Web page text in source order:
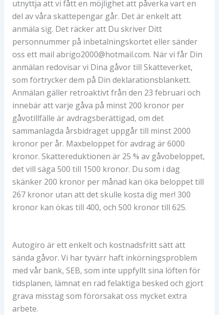
utnyttja att vi fått en möjlighet att påverka vart en
del av våra skattepengar går. Det är enkelt att
anmäla sig. Det räcker att Du skriver Ditt
personnummer på inbetalningskortet eller sänder
oss ett mail abrigo2000@hotmail.com. När vi får Din
anmälan redovisar vi Dina gåvor till Skatteverket,
som förtrycker dem på Din deklarationsblankett.
Anmälan gäller retroaktivt från den 23 februari och
innebär att varje gåva på minst 200 kronor per
gåvotillfälle är avdragsberättigad, om det
sammanlagda årsbidraget uppgår till minst 2000
kronor per år. Maxbeloppet för avdrag är 6000
kronor. Skattereduktionen är 25 % av gåvobeloppet,
det vill säga 500 till 1500 kronor. Du som i dag
skänker 200 kronor per månad kan öka beloppet till
267 kronor utan att det skulle kosta dig mer! 300
kronor kan ökas till 400, och 500 kronor till 625.
Autogiro är ett enkelt och kostnadsfritt sätt att
sända gåvor. Vi har tyvärr haft inkörningsproblem
med vår bank, SEB, som inte uppfyllt sina löften för
tidsplanen, lämnat en rad felaktiga besked och gjort
grava misstag som förorsakat oss mycket extra
arbete.